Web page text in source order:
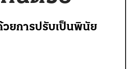
วยการปรับเป็นพินัย